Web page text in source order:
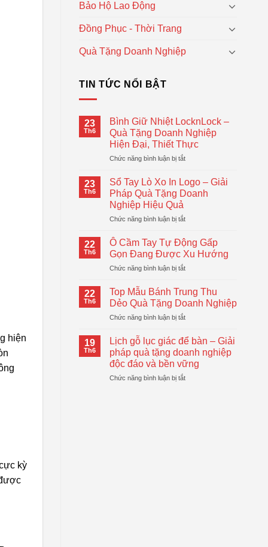
hiện
kỳ
Bảo Hộ Lao Động
Đồng Phục - Thời Trang
Quà Tặng Doanh Nghiệp
TIN TỨC NỔI BẬT
23
Th6
Bình Giữ Nhiệt LocknLock –
Quà Tặng Doanh Nghiệp
Hiện Đại, Thiết Thực
Chức năng bình luận bị tắtở
Nhiệt
LocknLock
Quà
Doanh
Nghiệp
Hiện
Đại,
Thực
23
Th6
Sổ Tay Lò Xo In Logo – Giải
Pháp Quà Tặng Doanh
Nghiệp Hiệu Quả
Chức năng bình luận bị tắtở
Tay
Lò
Xo
In
–
Giải
Quà
Doanh
Nghiệp
Hiệu
Quả
22
Th6
Ô Cầm Tay Tự Động Gấp
Gọn Đang Được Xu Hướng
Chức năng bình luận bị tắtở
Tay
Tự
Động
Gọn
Đang
Được
Xu
Hướng
22
Th6
Top Mẫu Bánh Trung Thu
Dẻo Quà Tặng Doanh Nghiệp
Chức năng bình luận bị tắtở
Mẫu
Bánh
Trung
Thu
Dẻo
19
Th6
Lịch gỗ lục giác để bàn – Giải
pháp quà tặng doanh nghiệp
độc đáo và bền vững
Chức năng bình luận bị tắtở